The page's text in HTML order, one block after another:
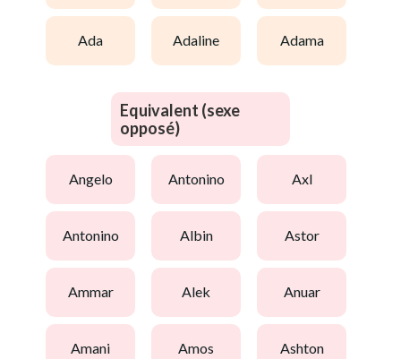
ada adaline adama
Equivalent (sexe
opposé)
angelo antonino axl
antonino albin astor
ammar alek anuar
amani amos ashton